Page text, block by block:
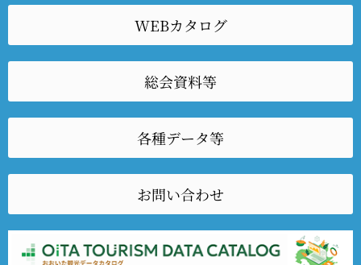
WEBカタログ
総会資料等
各種データ等
お問い合わせ